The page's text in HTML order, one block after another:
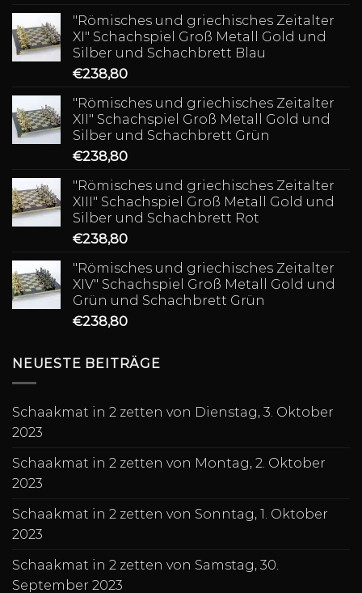
"Römisches und griechisches Zeitalter
XI" Schachspiel Groß Metall Gold und
Silber und Schachbrett Blau
€238,80
"Römisches und griechisches Zeitalter
XII" Schachspiel Groß Metall Gold und
Silber und Schachbrett Grün
€238,80
"Römisches und griechisches Zeitalter
XIII" Schachspiel Groß Metall Gold und
Silber und Schachbrett Rot
€238,80
"Römisches und griechisches Zeitalter
XIV" Schachspiel Groß Metall Gold und
Grün und Schachbrett Grün
€238,80
NEUESTE BEITRÄGE
Schaakmat in 2 zetten von Dienstag, 3. Oktober
2023
Schaakmat in 2 zetten von Montag, 2. Oktober
2023
Schaakmat in 2 zetten von Sonntag, 1. Oktober
2023
Schaakmat in 2 zetten von Samstag, 30.
September 2023